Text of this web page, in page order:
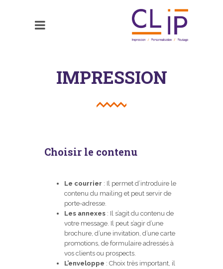
IMPRESSION
Choisir le contenu
Le courrier : Il permet d’introduire le
contenu du mailing et peut servir de
porte-adresse.
Les annexes : Il s’agit du contenu de
votre message. Il peut s’agir d’une
brochure, d’une invitation, d’une carte
promotions, de formulaire adressés à
vos clients ou prospects.
L’enveloppe : Choix très important, il